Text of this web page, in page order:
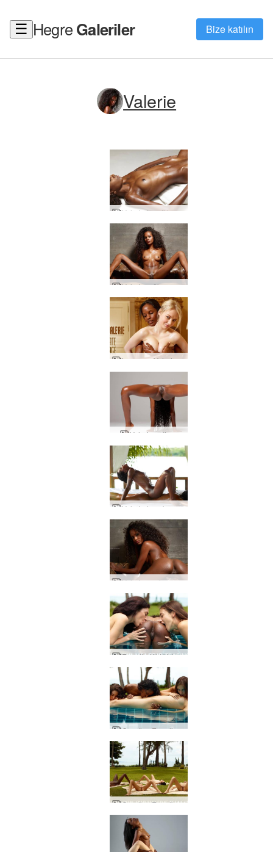
☰ HegreGaleriler Bize katılın
Valerie
Valerie kendi kendine masaj bölüm1
Valerie mükemmel poz
Lynne ve Valerie samimi masaj
Valerie valium
Valerie Lynn'e masaj yapıyor
Valerie eşek ve afro
Engelie Kiki Valerie üçlüyle dalga geçiyor
Candice Engelie Kiki Valerie uyuyan güzel
Candice Engelie Kiki Valerie Tayland bahçesi